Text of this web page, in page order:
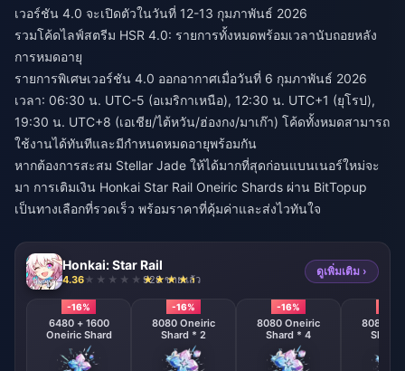
เวอร์ชัน 4.0 จะเปิดตัวในวันที่ 12-13 กุมภาพันธ์ 2026
รวมโค้ดไลฟ์สตรีม HSR 4.0: รายการทั้งหมดพร้อมเวลานับถอยหลัง
การหมดอายุ
รายการพิเศษเวอร์ชัน 4.0 ออกอากาศเมื่อวันที่ 6 กุมภาพันธ์ 2026
เวลา: 06:30 น. UTC-5 (อเมริกาเหนือ), 12:30 น. UTC+1 (ยุโรป),
19:30 น. UTC+8 (เอเชีย/ไต้หวัน/ฮ่องกง/มาเก๊า) โค้ดทั้งหมดสามารถ
ใช้งานได้ทันทีและมีกำหนดหมดอายุพร้อมกัน
หากต้องการสะสม Stellar Jade ให้ได้มากที่สุดก่อนแบนเนอร์ใหม่จะ
มา การเติมเงิน Honkai Star Rail Oneiric Shards ผ่าน BitTopup
เป็นทางเลือกที่รวดเร็ว พร้อมราคาที่คุ้มค่าและส่งไวทันใจ
Honkai: Star Rail
4.36 928 ขายแล้ว
ดูเพิ่มเติม ›
-16%
6480 + 1600
Oneiric Shard
-16%
8080 Oneiric
Shard * 2
-16%
8080 Oneiric
Shard * 4
8080
Shard